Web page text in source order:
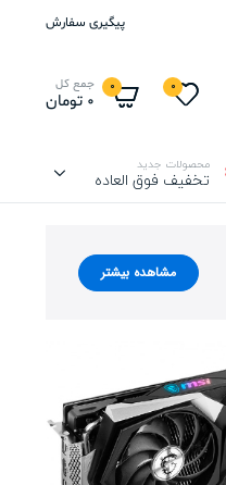
پیگیری سفارش
0
0 جمع کل
0 تومان
محصولات جدید
تخفیف فوق العاده
مشاهده بیشتر